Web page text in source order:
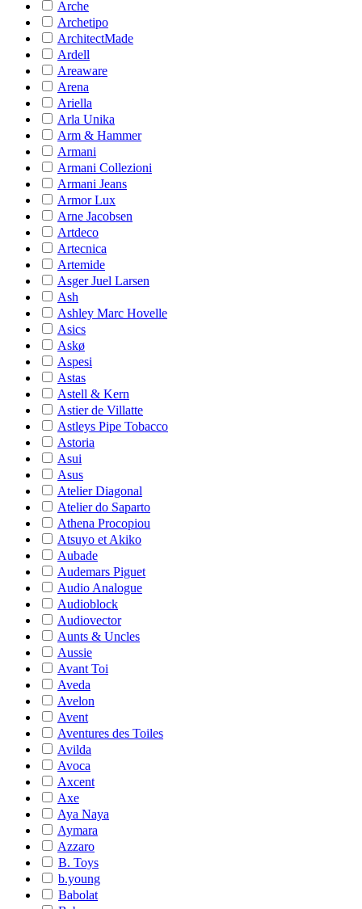
Arche
Archetipo
ArchitectMade
Ardell
Areaware
Arena
Ariella
Arla Unika
Arm & Hammer
Armani
Armani Collezioni
Armani Jeans
Armor Lux
Arne Jacobsen
Artdeco
Artecnica
Artemide
Asger Juel Larsen
Ash
Ashley Marc Hovelle
Asics
Askø
Aspesi
Astas
Astell & Kern
Astier de Villatte
Astleys Pipe Tobacco
Astoria
Asui
Asus
Atelier Diagonal
Atelier do Saparto
Athena Procopiou
Atsuyo et Akiko
Aubade
Audemars Piguet
Audio Analogue
Audioblock
Audiovector
Aunts & Uncles
Aussie
Avant Toi
Aveda
Avelon
Avent
Aventures des Toiles
Avilda
Avoca
Axcent
Axe
Aya Naya
Aymara
Azzaro
B. Toys
b.young
Babolat